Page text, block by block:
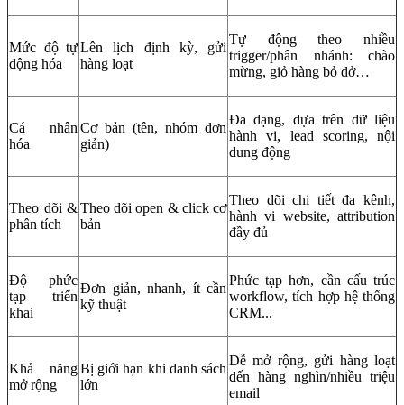
Mức độ tự
động hóa
Lên lịch định kỳ, gửi
hàng loạt
Tự động theo nhiều
trigger/phân nhánh: chào
mừng, giỏ hàng bỏ dở…
Cá nhân
hóa
Cơ bản (tên, nhóm đơn
giản)
Đa dạng, dựa trên dữ liệu
hành vi, lead scoring, nội
dung động
Theo dõi &
phân tích
Theo dõi open & click cơ
bản
Theo dõi chi tiết đa kênh,
hành vi website, attribution
đầy đủ
Độ phức
tạp triển
khai
Đơn giản, nhanh, ít cần
kỹ thuật
Phức tạp hơn, cần cấu trúc
workflow, tích hợp hệ thống
CRM...
Khả năng
mở rộng
Bị giới hạn khi danh sách
lớn
Dễ mở rộng, gửi hàng loạt
đến hàng nghìn/nhiều triệu
email